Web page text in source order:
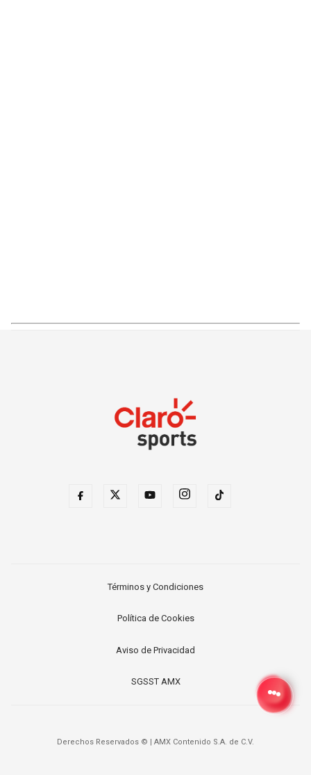
Términos y Condiciones
Política de Cookies
Aviso de Privacidad
SGSST AMX
Derechos Reservados © | AMX Contenido S.A. de C.V.